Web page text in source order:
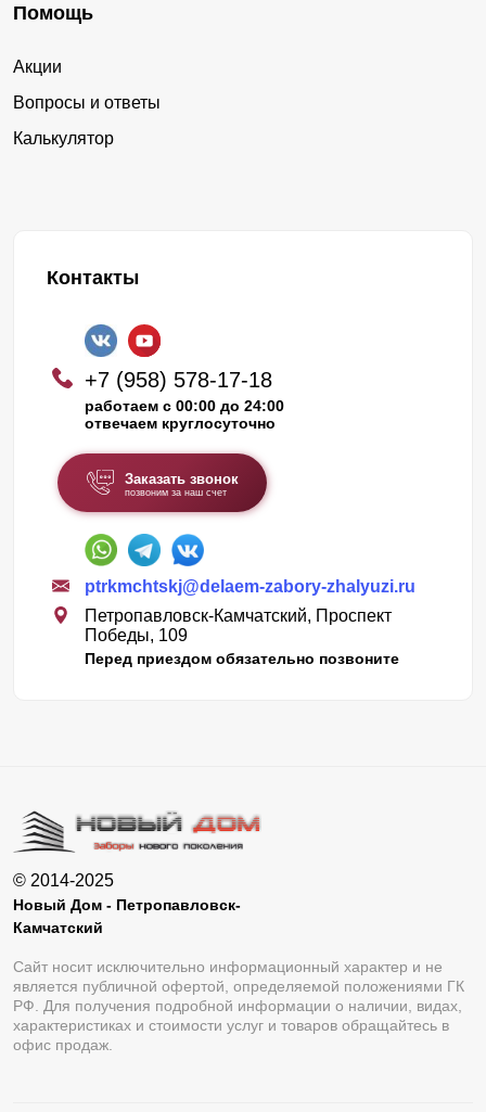
Помощь
Акции
Вопросы и ответы
Калькулятор
Контакты
+7 (958) 578-17-18
работаем с 00:00 до 24:00
отвечаем круглосуточно
Заказать звонок
позвоним за наш счет
ptrkmchtskj@delaem-zabory-zhalyuzi.ru
Петропавловск-Камчатский, Проспект
Победы, 109
Перед приездом обязательно позвоните
© 2014-2025
Новый Дом - Петропавловск-
Камчатский
Сайт носит исключительно информационный характер и не
является публичной офертой, определяемой положениями ГК
РФ. Для получения подробной информации о наличии, видах,
характеристиках и стоимости услуг и товаров обращайтесь в
офис продаж.